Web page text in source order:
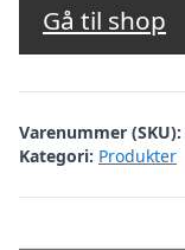
Gå til shop
Varenummer (SKU):
Kategori: Produkter